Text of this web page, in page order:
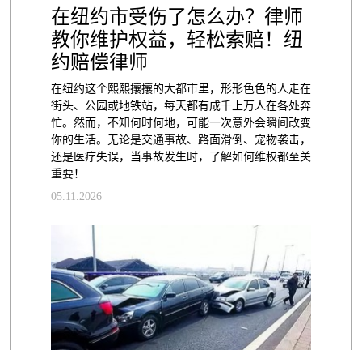
在纽约市受伤了怎么办？律师
教你维护权益，轻松索赔！纽
约赔偿律师
在纽约这个熙熙攘攘的大都市里，形形色色的人走在
街头、公园或地铁站，每天都有成千上万人在各处奔
忙。然而，不知何时何地，可能一次意外会瞬间改变
你的生活。无论是交通事故、路面滑倒、宠物袭击，
还是医疗失误，当事故发生时，了解如何维权都至关
重要！
05.11.2026